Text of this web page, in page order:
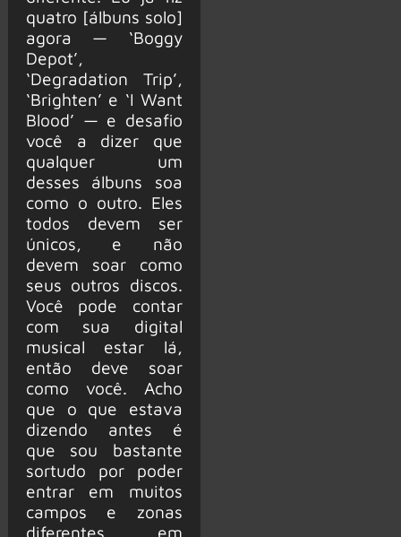
quatro [álbuns solo]
agora — ‘Boggy
Depot’,
‘Degradation Trip’,
‘Brighten’ e ‘I Want
Blood’ — e desafio
você a dizer que
qualquer um
desses álbuns soa
como o outro. Eles
todos devem ser
únicos, e não
devem soar como
seus outros discos.
Você pode contar
com sua digital
musical estar lá,
então deve soar
como você. Acho
que o que estava
dizendo antes é
que sou bastante
sortudo por poder
entrar em muitos
campos e zonas
diferentes em